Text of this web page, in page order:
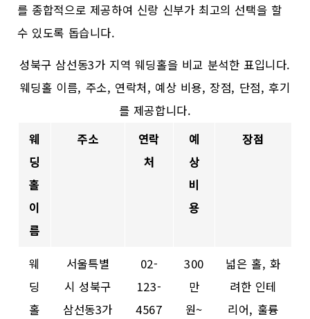
를 종합적으로 제공하여 신랑 신부가 최고의 선택을 할
수 있도록 돕습니다.
성북구 삼선동3가 지역 웨딩홀을 비교 분석한 표입니다.
웨딩홀 이름, 주소, 연락처, 예상 비용, 장점, 단점, 후기
를 제공합니다.
웨
딩
홀
이
름
주소
연락
처
예
상
비
용
장점
웨
딩
홀
서울특별
시 성북구
삼선동3가
02-
123-
4567
300
만
원~
넓은 홀, 화
려한 인테
리어, 훌륭